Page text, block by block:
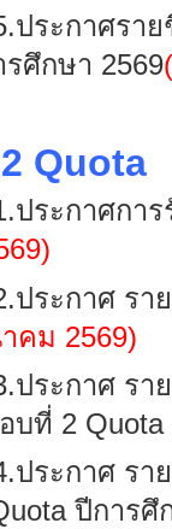
ประกาศรา
รศึกษา 2569
Quota
ประกาศกา
.ประกาศ รา
คม 2569)
.ประกาศ รา
บที่ 2 Quota
.ประกาศ รา
ปีการศึ